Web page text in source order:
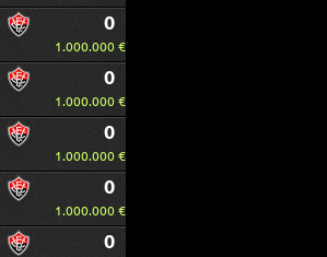
0
1.000.000 €
0
1.000.000 €
0
1.000.000 €
0
1.000.000 €
0